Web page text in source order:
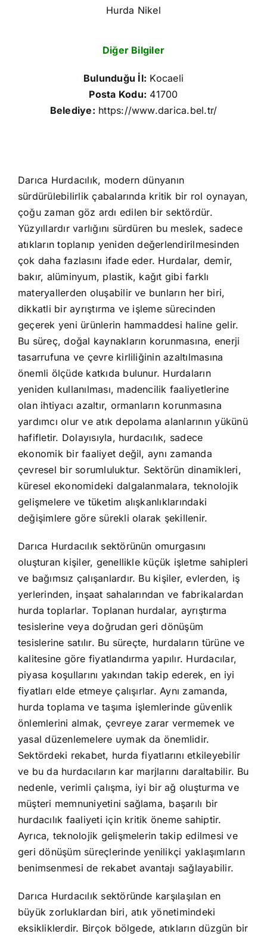
Hurda Nikel
Diğer Bilgiler
Bulunduğu İl: Kocaeli
Posta Kodu: 41700
Belediye: https://www.darica.bel.tr/
Darıca Hurdacılık, modern dünyanın
sürdürülebilirlik çabalarında kritik bir rol oynayan,
çoğu zaman göz ardı edilen bir sektördür.
Yüzyıllardır varlığını sürdüren bu meslek, sadece
atıkların toplanıp yeniden değerlendirilmesinden
çok daha fazlasını ifade eder. Hurdalar, demir,
bakır, alüminyum, plastik, kağıt gibi farklı
materyallerden oluşabilir ve bunların her biri,
dikkatli bir ayrıştırma ve işleme sürecinden
geçerek yeni ürünlerin hammaddesi haline gelir.
Bu süreç, doğal kaynakların korunmasına, enerji
tasarrufuna ve çevre kirliliğinin azaltılmasına
önemli ölçüde katkıda bulunur. Hurdaların
yeniden kullanılması, madencilik faaliyetlerine
olan ihtiyacı azaltır, ormanların korunmasına
yardımcı olur ve atık depolama alanlarının yükünü
hafifletir. Dolayısıyla, hurdacılık, sadece
ekonomik bir faaliyet değil, aynı zamanda
çevresel bir sorumluluktur. Sektörün dinamikleri,
küresel ekonomideki dalgalanmalara, teknolojik
gelişmelere ve tüketim alışkanlıklarındaki
değişimlere göre sürekli olarak şekillenir.
Darıca Hurdacılık sektörünün omurgasını
oluşturan kişiler, genellikle küçük işletme sahipleri
ve bağımsız çalışanlardır. Bu kişiler, evlerden, iş
yerlerinden, inşaat sahalarından ve fabrikalardan
hurda toplarlar. Toplanan hurdalar, ayrıştırma
tesislerine veya doğrudan geri dönüşüm
tesislerine satılır. Bu süreçte, hurdaların türüne ve
kalitesine göre fiyatlandırma yapılır. Hurdacılar,
piyasa koşullarını yakından takip ederek, en iyi
fiyatları elde etmeye çalışırlar. Aynı zamanda,
hurda toplama ve taşıma işlemlerinde güvenlik
önlemlerini almak, çevreye zarar vermemek ve
yasal düzenlemelere uymak da önemlidir.
Sektördeki rekabet, hurda fiyatlarını etkileyebilir
ve bu da hurdacıların kar marjlarını daraltabilir. Bu
nedenle, verimli çalışma, iyi bir ağ oluşturma ve
müşteri memnuniyetini sağlama, başarılı bir
hurdacılık faaliyeti için kritik öneme sahiptir.
Ayrıca, teknolojik gelişmelerin takip edilmesi ve
geri dönüşüm süreçlerinde yenilikçi yaklaşımların
benimsenmesi de rekabet avantajı sağlayabilir.
Darıca Hurdacılık sektöründe karşılaşılan en
büyük zorluklardan biri, atık yönetimindeki
eksikliklerdir. Birçok bölgede, atıkların düzgün bir